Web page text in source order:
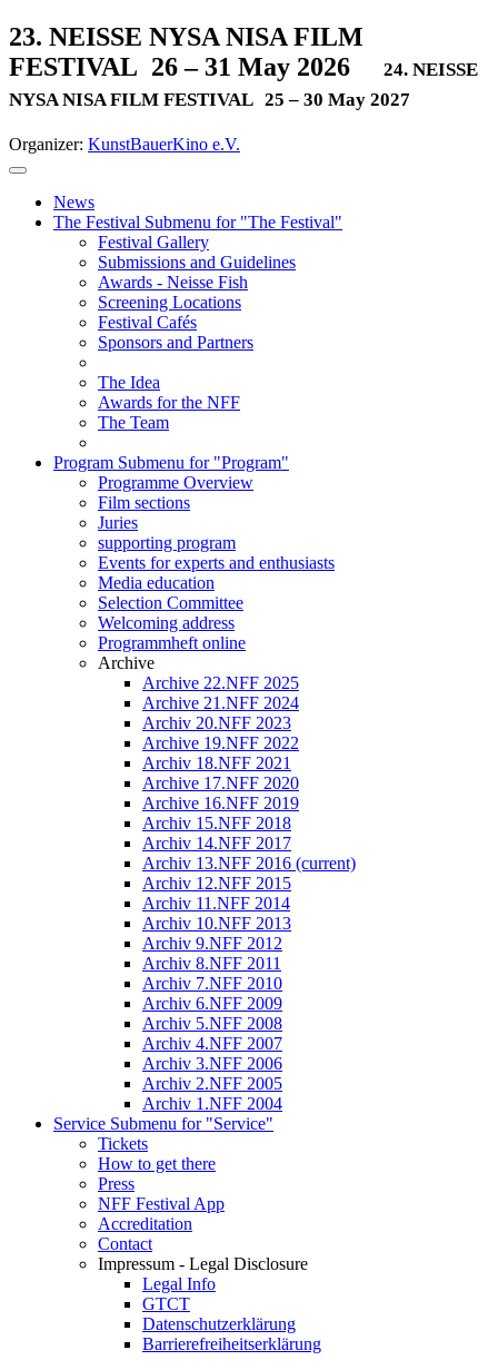
23. NEISSE NYSA NISA FILM
FESTIVAL 26 – 31 May 2026
24. NEISSE
NYSA NISA FILM FESTIVAL 25 – 30 May 2027
Organizer: KunstBauerKino e.V.
News
The Festival Submenu for "The Festival"
Festival Gallery
Submissions and Guidelines
Awards - Neisse Fish
Screening Locations
Festival Cafés
Sponsors and Partners
The Idea
Awards for the NFF
The Team
Program Submenu for "Program"
Programme Overview
Film sections
Juries
supporting program
Events for experts and enthusiasts
Media education
Selection Committee
Welcoming address
Programmheft online
Archive
Archive 22.NFF 2025
Archive 21.NFF 2024
Archiv 20.NFF 2023
Archive 19.NFF 2022
Archiv 18.NFF 2021
Archive 17.NFF 2020
Archive 16.NFF 2019
Archiv 15.NFF 2018
Archiv 14.NFF 2017
Archiv 13.NFF 2016 (current)
Archiv 12.NFF 2015
Archiv 11.NFF 2014
Archiv 10.NFF 2013
Archiv 9.NFF 2012
Archiv 8.NFF 2011
Archiv 7.NFF 2010
Archiv 6.NFF 2009
Archiv 5.NFF 2008
Archiv 4.NFF 2007
Archiv 3.NFF 2006
Archiv 2.NFF 2005
Archiv 1.NFF 2004
Service Submenu for "Service"
Tickets
How to get there
Press
NFF Festival App
Accreditation
Contact
Impressum - Legal Disclosure
Legal Info
GTCT
Datenschutzerklärung
Barrierefreiheitserklärung